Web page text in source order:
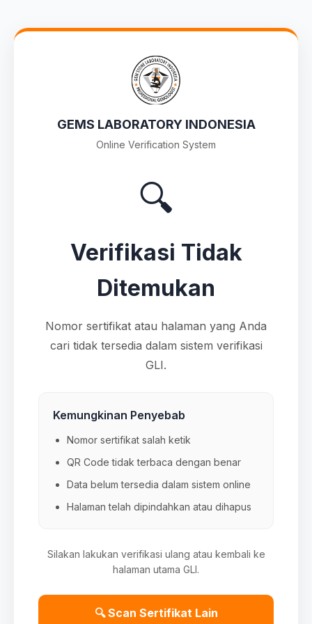
GEMS LABORATORY INDONESIA
Online Verification System
🔍
Verifikasi Tidak
Ditemukan
Nomor sertifikat atau halaman yang Anda
cari tidak tersedia dalam sistem verifikasi
GLI.
Kemungkinan Penyebab
Nomor sertifikat salah ketik
QR Code tidak terbaca dengan benar
Data belum tersedia dalam sistem online
Halaman telah dipindahkan atau dihapus
Silakan lakukan verifikasi ulang atau kembali ke
halaman utama GLI.
🔍 Scan Sertifikat Lain